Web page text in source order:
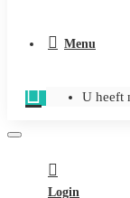
Menu
U heeft
Login